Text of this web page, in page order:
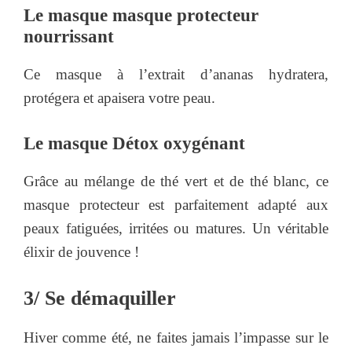
Le masque masque protecteur
nourrissant
Ce masque à l’extrait d’ananas hydratera,
protégera et apaisera votre peau.
Le masque Détox oxygénant
Grâce au mélange de thé vert et de thé blanc, ce
masque protecteur est parfaitement adapté aux
peaux fatiguées, irritées ou matures. Un véritable
élixir de jouvence !
3/ Se démaquiller
Hiver comme été, ne faites jamais l’impasse sur le